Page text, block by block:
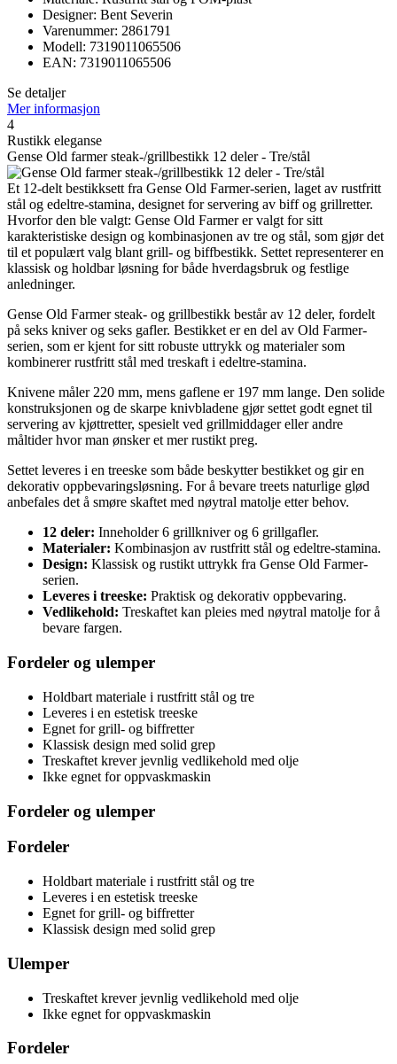
Designer: Bent Severin
Varenummer: 2861791
Modell: 7319011065506
EAN: 7319011065506
Se detaljer
Mer informasjon
4
Rustikk eleganse
Gense Old farmer steak-/grillbestikk 12 deler - Tre/stål
Et 12-delt bestikksett fra Gense Old Farmer-serien, laget av rustfritt
stål og edeltre-stamina, designet for servering av biff og grillretter.
Hvorfor den ble valgt: Gense Old Farmer er valgt for sitt
karakteristiske design og kombinasjonen av tre og stål, som gjør det
til et populært valg blant grill- og biffbestikk. Settet representerer en
klassisk og holdbar løsning for både hverdagsbruk og festlige
anledninger.
Gense Old Farmer steak- og grillbestikk består av 12 deler, fordelt
på seks kniver og seks gafler. Bestikket er en del av Old Farmer-
serien, som er kjent for sitt robuste uttrykk og materialer som
kombinerer rustfritt stål med treskaft i edeltre-stamina.
Knivene måler 220 mm, mens gaflene er 197 mm lange. Den solide
konstruksjonen og de skarpe knivbladene gjør settet godt egnet til
servering av kjøttretter, spesielt ved grillmiddager eller andre
måltider hvor man ønsker et mer rustikt preg.
Settet leveres i en treeske som både beskytter bestikket og gir en
dekorativ oppbevaringsløsning. For å bevare treets naturlige glød
anbefales det å smøre skaftet med nøytral matolje etter behov.
12 deler: Inneholder 6 grillkniver og 6 grillgafler.
Materialer: Kombinasjon av rustfritt stål og edeltre-stamina.
Design: Klassisk og rustikt uttrykk fra Gense Old Farmer-
serien.
Leveres i treeske: Praktisk og dekorativ oppbevaring.
Vedlikehold: Treskaftet kan pleies med nøytral matolje for å
bevare fargen.
Fordeler og ulemper
Holdbart materiale i rustfritt stål og tre
Leveres i en estetisk treeske
Egnet for grill- og biffretter
Klassisk design med solid grep
Treskaftet krever jevnlig vedlikehold med olje
Ikke egnet for oppvaskmaskin
Fordeler og ulemper
Fordeler
Holdbart materiale i rustfritt stål og tre
Leveres i en estetisk treeske
Egnet for grill- og biffretter
Klassisk design med solid grep
Ulemper
Treskaftet krever jevnlig vedlikehold med olje
Ikke egnet for oppvaskmaskin
Fordeler